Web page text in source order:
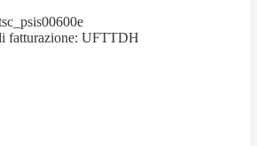
fatturazione: UFTTDH